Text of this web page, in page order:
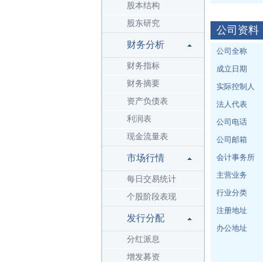
股本结构
股东研究
财务分析
财务指标
财务摘要
资产负债表
利润表
现金流量表
市场行情
每日交易统计
个股阶段表现
发行分配
分红派息
增发募资
公司资料
公司全称
成立日期
实际控制人
法人代表
公司电话
公司邮箱
会计事务所
主营业务
行业分类
注册地址
办公地址